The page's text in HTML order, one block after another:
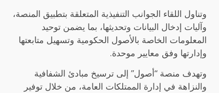
وتناول اللقاء الجوانب التنفيذية المتعلقة بتطبيق المنصة،
وآليات إدخال البيانات وتحديثها، بما يضمن توحيد
المعلومات الخاصة بالأصول الحكومية وتسهيل متابعتها
وإدارتها وفق معايير موحدة.
وتهدف منصة “أصول” إلى ترسيخ مبادئ الشفافية
والنزاهة في إدارة الممتلكات العامة، من خلال توفير